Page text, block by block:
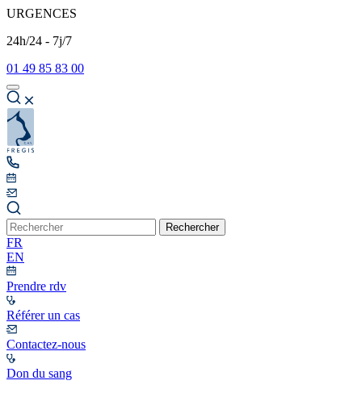
URGENCES
24h/24 - 7j/7
01 49 85 83 00
Rechercher
FR
EN
Prendre rdv
Référer un cas
Contactez-nous
Don du sang